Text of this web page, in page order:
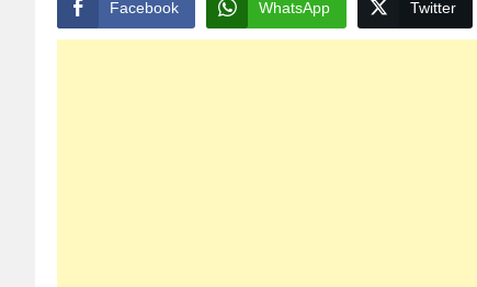
Facebook WhatsApp Twitter